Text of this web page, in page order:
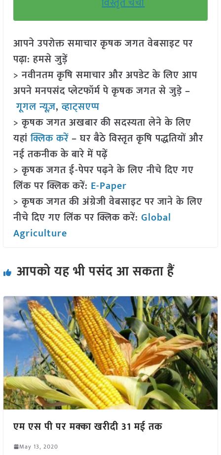
आपने उपरोक्त समाचार कृषक जगत वेबसाइट पर
पढ़ा: हमसे जुड़ें
> नवीनतम कृषि समाचार और अपडेट के लिए आप
अपने मनपसंद प्लेटफॉर्म पे कृषक जगत से जुड़े –
गूगल न्यूज़,व्हाट्सएप्प
> कृषक जगत अखबार की सदस्यता लेने के लिए
यहांक्लिक करें– घर बैठे विस्तृत कृषि पद्धतियों और
नई तकनीक के बारे में पढ़ें
> कृषक जगत ई-पेपर पढ़ने के लिए नीचे दिए गए
लिंक पर क्लिक करें: E-Paper
> कृषक जगत की अंग्रेजी वेबसाइट पर जाने के लिए
नीचे दिए गए लिंक पर क्लिक करें: Global
Agriculture
आपको यह भी पसंद आ सकता हैं
एम एस पी पर मक्का खरीदी 31 मई तक
May 13, 2020